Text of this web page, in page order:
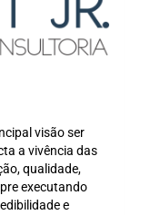
visão ser
a vivência das
qualidade,
executando
e